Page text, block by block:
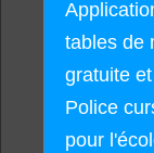
tables de
gratuite
Police
pour